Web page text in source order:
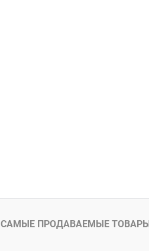
САМЫЕ ПРОДАВАЕМЫЕ ТОВАРЫ